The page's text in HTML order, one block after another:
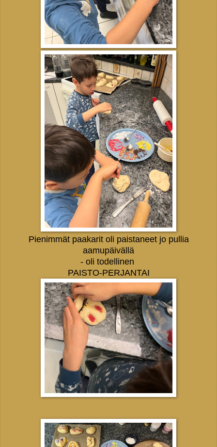
Pienimmät paakarit oli paistaneet jo pullia
aamupäivällä
- oli todellinen
PAISTO-PERJANTAI